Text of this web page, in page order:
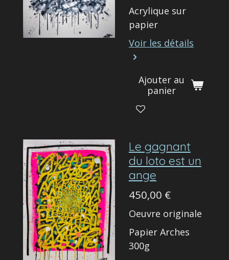
Acrylique sur
papier
Voir les détails
Ajouter au
panier
Le gagnant
du loto est un
ange
450,00 €
Oeuvre originale
Papier Arches
300g